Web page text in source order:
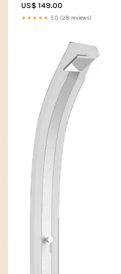
US$ 149.00
★★★★★ 5.0 (28 reviews)